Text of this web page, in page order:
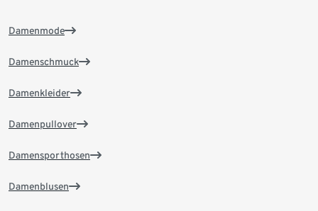
Damenmode
Damenschmuck
Damenkleider
Damenpullover
Damensporthosen
Damenblusen